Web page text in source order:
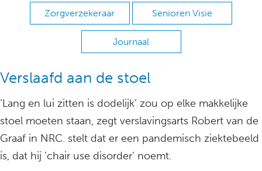
Zorgverzekeraar Senioren Visie
Journaal
Verslaafd aan de stoel
‘Lang en lui zitten is dodelijk’ zou op elke makkelijke
stoel moeten staan, zegt verslavingsarts Robert van de
Graaf in NRC. stelt dat er een pandemisch ziektebeeld
is, dat hij ‘chair use disorder’ noemt.